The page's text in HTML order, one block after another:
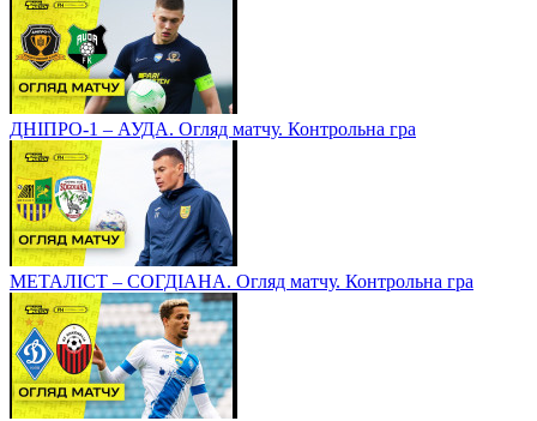
ДНІПРО-1 – АУДА. Огляд матчу. Контрольна гра
МЕТАЛІСТ – СОГДІАНА. Огляд матчу. Контрольна гра